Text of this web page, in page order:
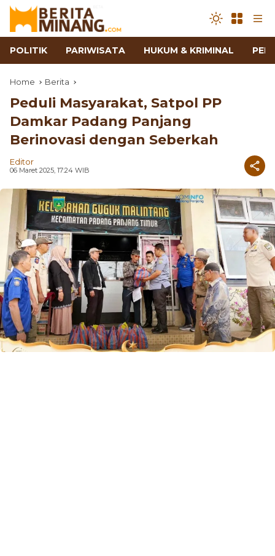
POLITIK PARIWISATA HUKUM & KRIMINAL
Home Berita
Peduli Masyarakat, Satpol PP
Damkar Padang Panjang
Berinovasi dengan Seberkah
Editor
06 Maret 2025, 17:24 WIB